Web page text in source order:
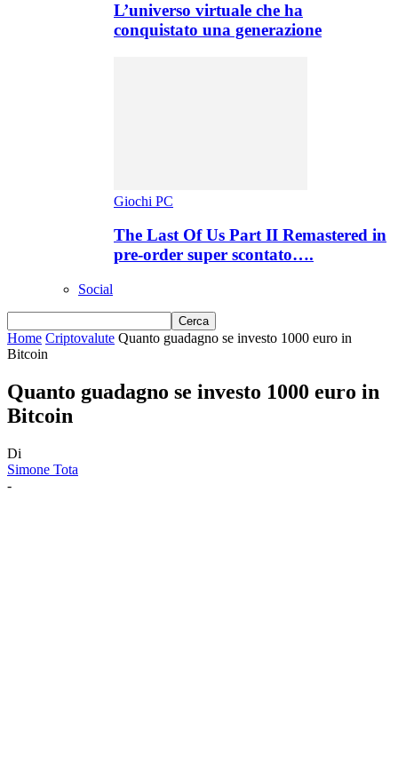
L’universo virtuale che ha
conquistato una generazione
Giochi PC
The Last Of Us Part II Remastered in
pre-order super scontato….
Social
Home Criptovalute Quanto guadagno se investo 1000 euro in
Bitcoin
Quanto guadagno se investo 1000 euro in
Bitcoin
Di
Simone Tota
-